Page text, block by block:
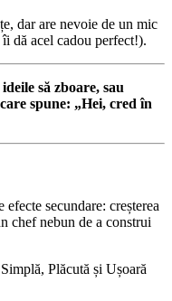
dar are nevoie de un mic
dă acel cadou perfect!).
să zboare, sau
spune: „Hei, cred în
secundare: creșterea
chef nebun de a construi
Plăcută și Ușoară